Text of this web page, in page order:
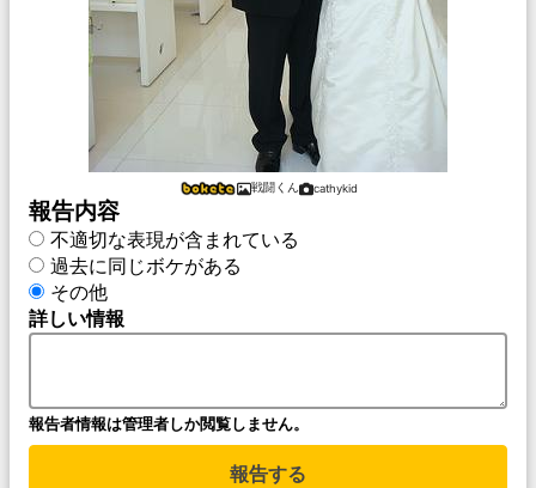
戦闘くん cathykid
報告内容
不適切な表現が含まれている
過去に同じボケがある
その他
詳しい情報
報告者情報は管理者しか閲覧しません。
報告する